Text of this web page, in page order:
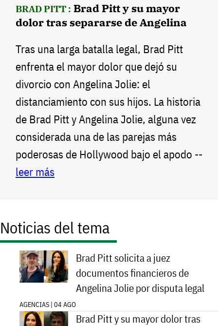
BRAD PITT : Brad Pitt y su mayor
dolor tras separarse de Angelina
Tras una larga batalla legal, Brad Pitt
enfrenta el mayor dolor que dejó su
divorcio con Angelina Jolie: el
distanciamiento con sus hijos. La historia
de Brad Pitt y Angelina Jolie, alguna vez
considerada una de las parejas más
poderosas de Hollywood bajo el apodo --
leer más
Noticias del tema
Brad Pitt solicita a juez
documentos financieros de
Angelina Jolie por disputa legal
AGENCIAS | 04 AGO
Brad Pitt y su mayor dolor tras